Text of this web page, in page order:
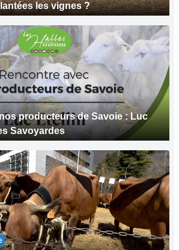
les vignes ?
producteurs de Savoie : Luc
Savoyardes